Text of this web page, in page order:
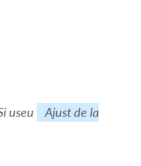
useu
Ajust de la